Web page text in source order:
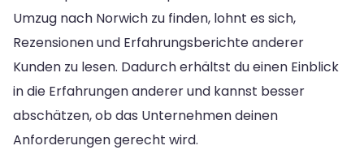
Umzug nach Norwich zu finden, lohnt es sich,
Rezensionen und Erfahrungsberichte anderer
Kunden zu lesen. Dadurch erhältst du einen Einblick
in die Erfahrungen anderer und kannst besser
abschätzen, ob das Unternehmen deinen
Anforderungen gerecht wird.